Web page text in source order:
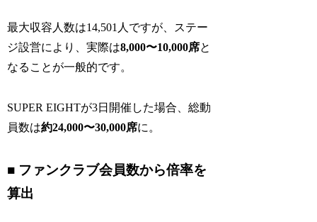
最大収容人数は14,501人ですが、ステー
ジ設営により、実際は8,000〜10,000席と
なることが一般的です。
SUPER EIGHTが3日開催した場合、総動
員数は約24,000〜30,000席に。
■ ファンクラブ会員数から倍率を
算出